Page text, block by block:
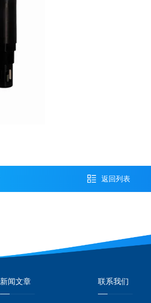
返回列表
新闻文章 联系我们